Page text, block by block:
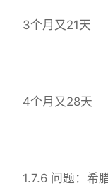
3个月又21天
4个月又28天
1.7.6 问题：希